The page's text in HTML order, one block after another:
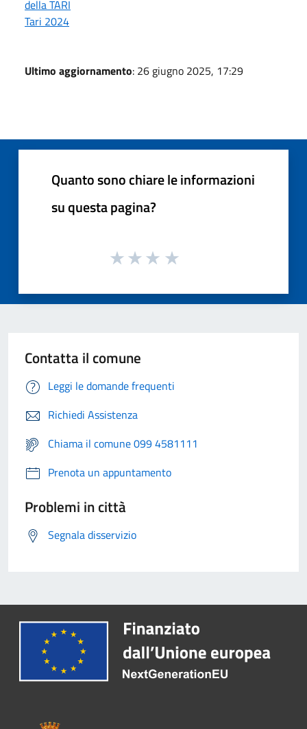
della TARI
Tari 2024
Ultimo aggiornamento: 26 giugno 2025, 17:29
Quanto sono chiare le informazioni
su questa pagina?
Contatta il comune
Leggi le domande frequenti
Richiedi Assistenza
Chiama il comune 099 4581111
Prenota un appuntamento
Problemi in città
Segnala disservizio